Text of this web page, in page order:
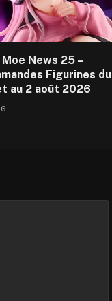
News 25 –
Figurines du
au 2 août 2026